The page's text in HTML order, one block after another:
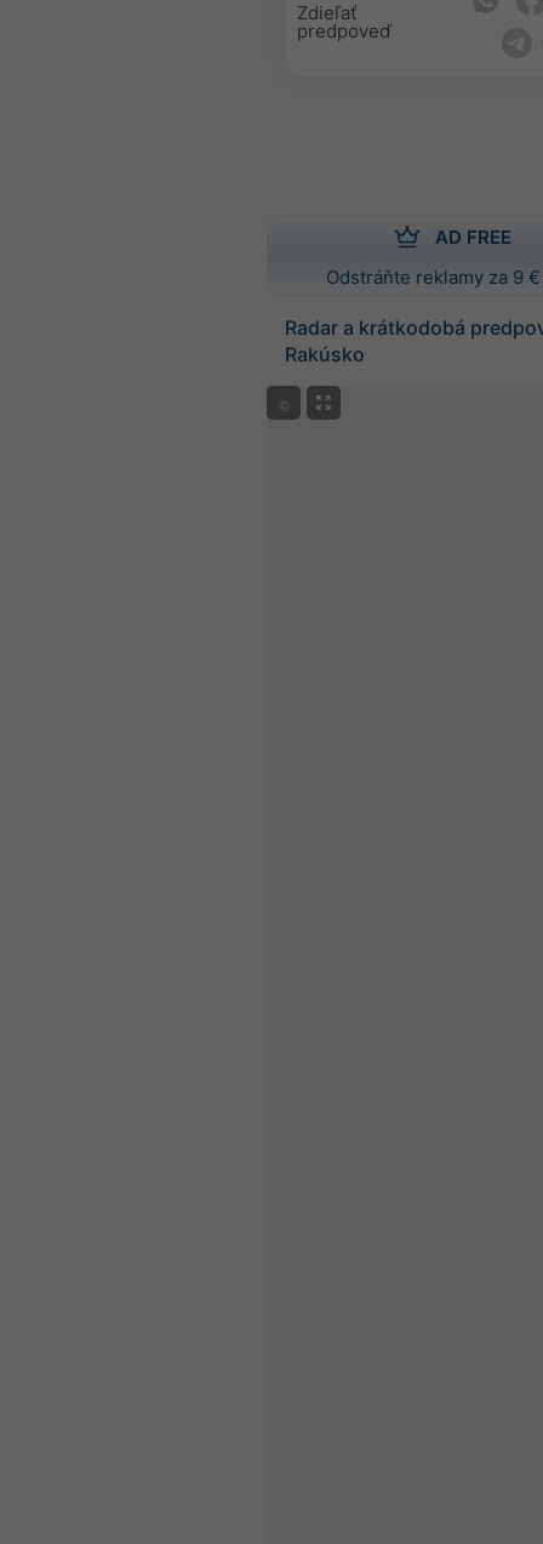
Zdieľať
predpoveď
AD FREE
Odstráňte reklamy za 9
Radar a krátkodobá
Rakúsko
©